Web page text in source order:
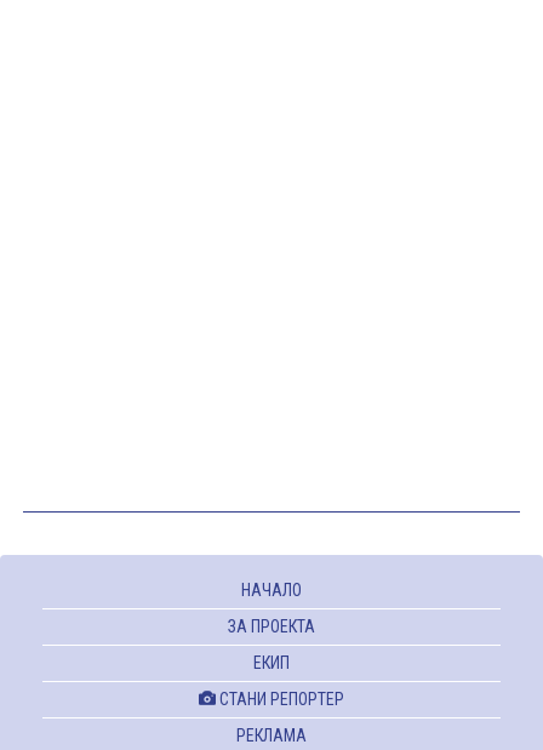
НАЧАЛО
ЗА ПРОЕКТА
ЕКИП
СТАНИ РЕПОРТЕР
РЕКЛАМА